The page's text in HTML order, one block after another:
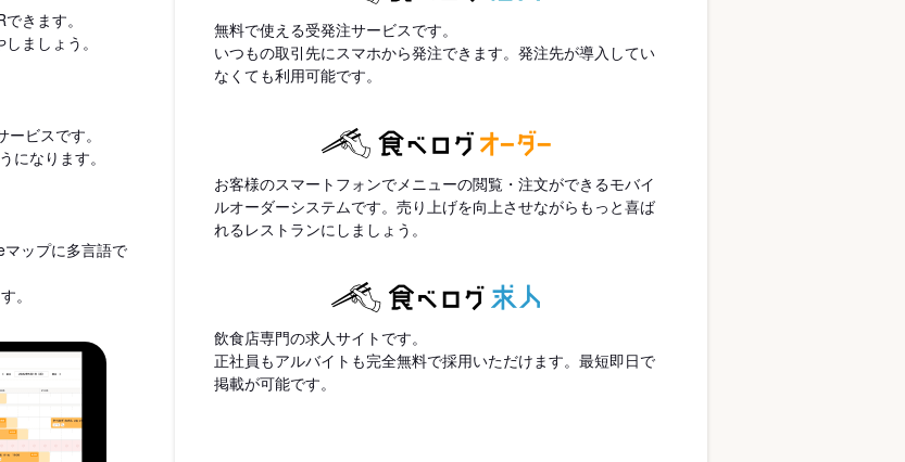
きます。
ましょう。
ビスです。
なります。
ップに多言語で
。
無料で使える受発注サービスです。
いつもの取引先にスマホから発注できます。発注先が導入してい
なくても利用可能です。
お客様のスマートフォンでメニューの閲覧・注文ができるモバイ
ルオーダーシステムです。売り上げを向上させながらもっと喜ば
れるレストランにしましょう。
飲食店専門の求人サイトです。
正社員もアルバイトも完全無料で採用いただけます。最短即日で
掲載が可能です。